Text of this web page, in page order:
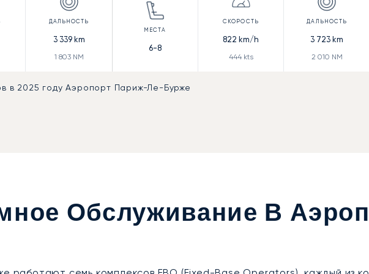
3 339km
1 803NM
6-8
822 km/h
444kts
3 723 km
2 010 NM
в 2025 году Аэропорт Париж-Ле-Бурже
Обслуживание В